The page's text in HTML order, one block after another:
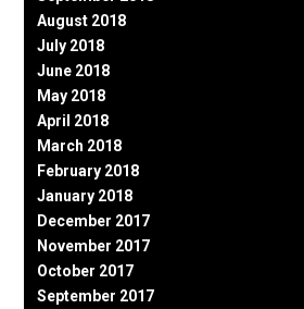
August 2018
July 2018
June 2018
May 2018
April 2018
March 2018
February 2018
January 2018
December 2017
November 2017
October 2017
September 2017